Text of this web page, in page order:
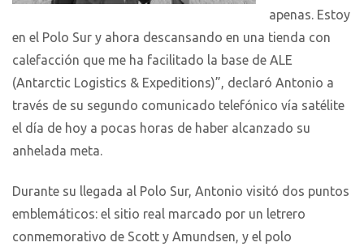
apenas. Estoy
en el Polo Sur y ahora descansando en una tienda con
calefacción que me ha facilitado la base de ALE
(Antarctic Logistics & Expeditions)”, declaró Antonio a
través de su segundo comunicado telefónico vía satélite
el día de hoy a pocas horas de haber alcanzado su
anhelada meta.
Durante su llegada al Polo Sur, Antonio visitó dos puntos
emblemáticos: el sitio real marcado por un letrero
conmemorativo de Scott y Amundsen, y el polo